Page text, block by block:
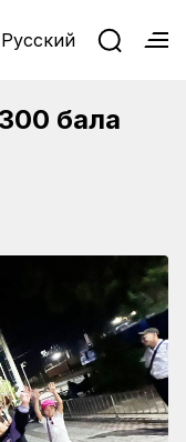
Русский
бала